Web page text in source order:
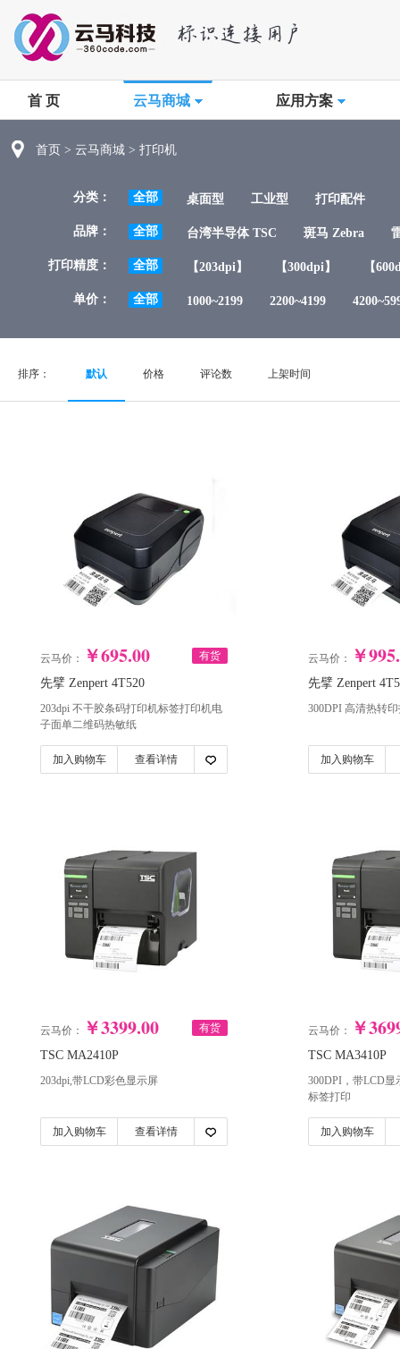
首 页 云马商城 应用方案
首页 > 云马商城 > 打印机
分类： 全部 桌面型 工业型 打印配件
品牌： 全部 台湾半导体 TSC 斑马 Zebra
打印精度： 全部 【203dpi】 【300dpi】 【
单价： 全部 1000~2199 2200~4199
排序： 默认 价格 评论数 上架时间
有货
云马价： ￥695.00
先擘 Zenpert 4T520
203dpi 不干胶条码打印机标签打印机电
子面单二维码热敏纸
加入购物车 查看详情
云马价： ￥
先擘 Zenpert
300DPI 高清热转
加入购物车
有货
云马价： ￥3399.00
TSC MA2410P
203dpi,带LCD彩色显示屏
加入购物车 查看详情
云马价： ￥
TSC MA3410P
300DPI，带LCD
标签打印
加入购物车